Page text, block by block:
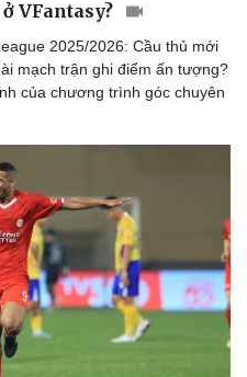
VFantasy?
2025/2026: Cầu thủ mới
mạch trận ghi điểm ấn tượng?
của chương trình góc chuyên